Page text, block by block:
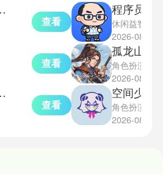
版
查看
查看
海战
查看
休闲益智
2026-08-07
角色扮演
2026-08-07
角色扮演
2026-08-07